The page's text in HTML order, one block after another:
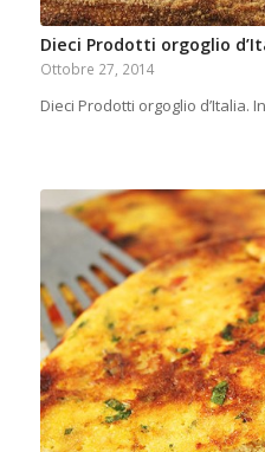
Dieci Prodotti orgoglio
Ottobre 27, 2014
Dieci Prodotti orgoglio d’Italia.